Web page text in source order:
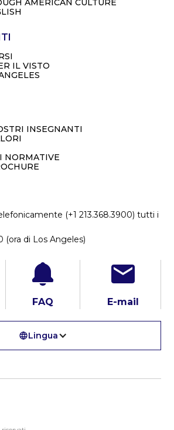
AMERICAN CULTURE
IL VISTO
INSEGNANTI
NORMATIVE
(+1 213.368.3900) tutti i
(ora di Los Angeles)
FAQ E-mail
Lingua